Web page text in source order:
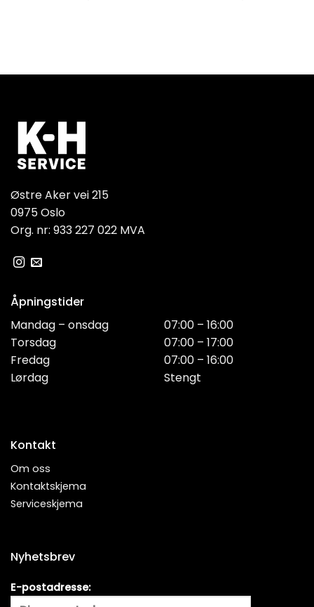
Østre Aker vei 215
0975 Oslo
Org. nr: 933 227 022 MVA
Åpningstider
Mandag – onsdag
Torsdag
Fredag
Lørdag
07:00 – 16:00
07:00 – 17:00
07:00 – 16:00
Stengt
Kontakt
Om oss
Kontaktskjema
Serviceskjema
Nyhetsbrev
E-postadresse: